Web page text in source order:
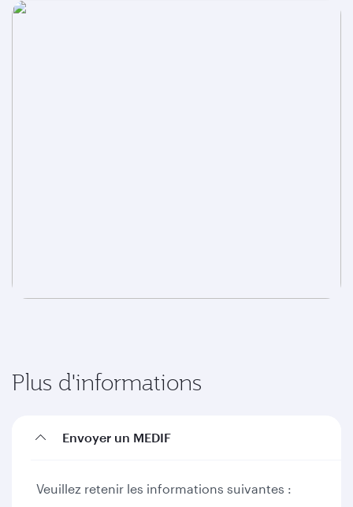
Plus d'informations
Envoyer un MEDIF
Veuillez retenir les informations suivantes :